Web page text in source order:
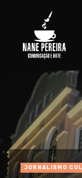
JORNALISMO